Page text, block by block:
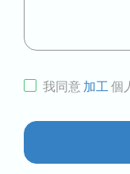
我同意加工個